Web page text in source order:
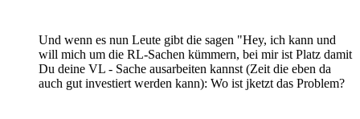
Und wenn es nun Leute gibt die sagen "Hey, ich kann und
will mich um die RL-Sachen kümmern, bei mir ist Platz damit
Du deine VL - Sache ausarbeiten kannst (Zeit die eben da
auch gut investiert werden kann): Wo ist jketzt das Problem?